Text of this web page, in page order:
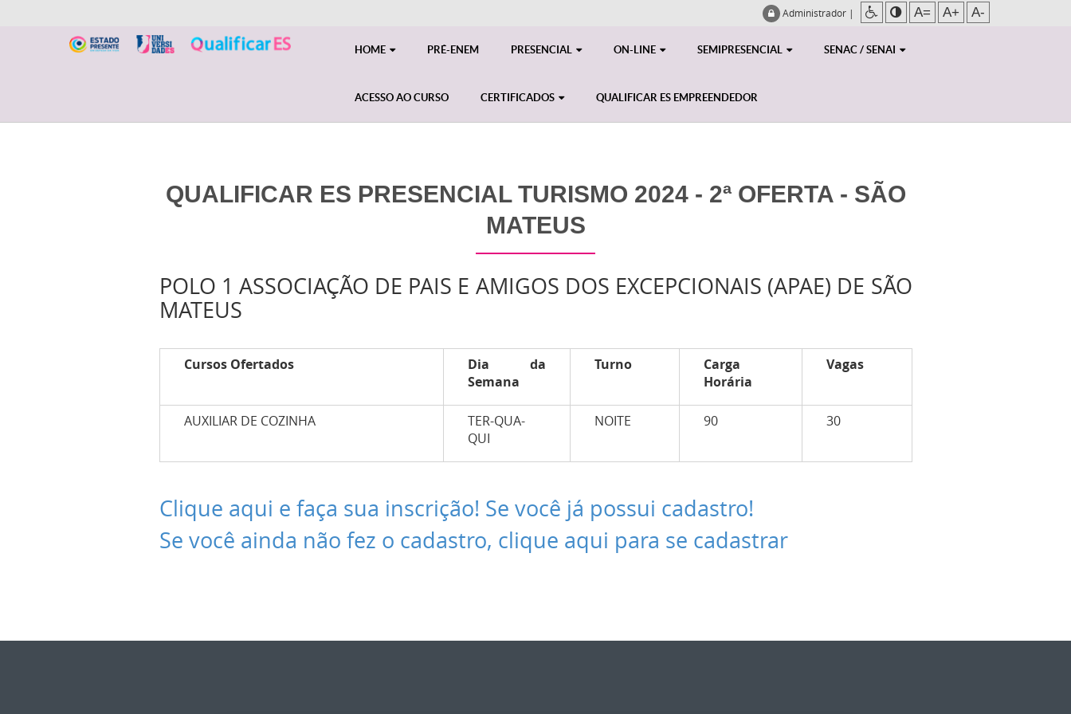
Administrador | A= A+ A-
HOME PRÉ-ENEM PRESENCIAL ON-LINE SEMIPRESENCIAL SENAC / SENAI
ACESSO AO CURSO CERTIFICADOS QUALIFICAR ES EMPREENDEDOR
QUALIFICAR ES PRESENCIAL TURISMO 2024 - 2ª OFERTA - SÃO
MATEUS
POLO 1 ASSOCIAÇÃO DE PAIS E AMIGOS DOS EXCEPCIONAIS (APAE) DE SÃO
MATEUS
Cursos Ofertados
Dia da
Semana
Turno
Carga
Horária
Vagas
AUXILIAR DE COZINHA
TER-QUA-
QUI
NOITE 90 30
Clique aqui e faça sua inscrição! Se você já possui cadastro!
Se você ainda não fez o cadastro, clique aqui para se cadastrar